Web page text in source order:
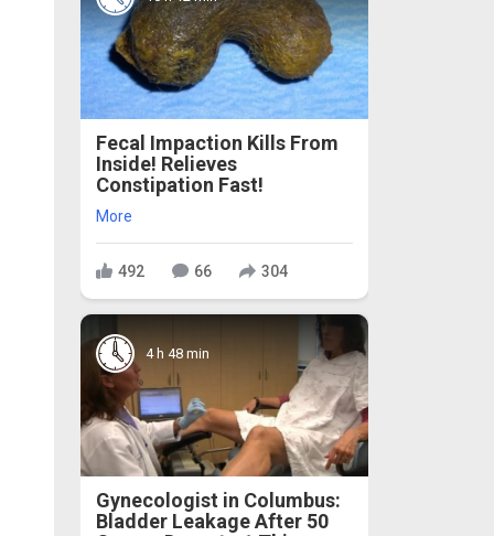
Fecal Impaction Kills From
Inside! Relieves
Constipation Fast!
More
492 66 304
4 h 48 min
Gynecologist in Columbus:
Bladder Leakage After 50